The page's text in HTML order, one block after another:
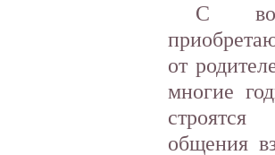
С
от
многие
общения